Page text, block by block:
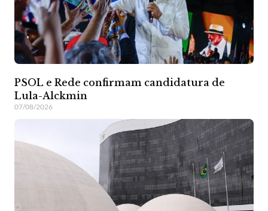
PSOL e Rede confirmam candidatura de
Lula-Alckmin
07/08/2026